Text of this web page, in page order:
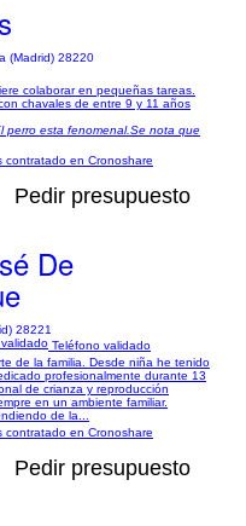
(Madrid) 28220
colaborar en pequeñas tareas.
chavales de entre 9 y 11 años
perro esta fenomenal.Se nota que
contratado en Cronoshare
Pedir presupuesto
De
28221
Teléfono validado
de la familia. Desde niña he tenido
profesionalmente durante 13
de crianza y reproducción
en un ambiente familiar.
de la...
contratado en Cronoshare
Pedir presupuesto